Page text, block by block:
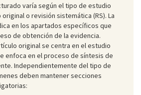
varía según el tipo de estudio
o revisión sistemática (RS). La
en los apartados específicos que
de obtención de la evidencia.
original se centra en el estudio
enfoca en el proceso de síntesis de
Independientemente del tipo de
deben mantener secciones